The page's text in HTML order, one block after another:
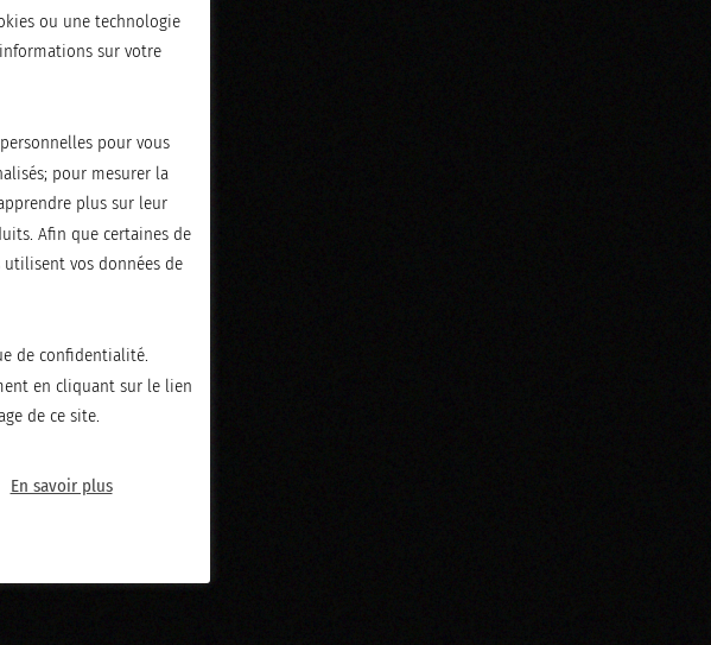
ou une technologie
sur votre
pour vous
pour mesurer la
plus sur leur
Afin que certaines de
vos données de
de confidentialité.
en cliquant sur le lien
de ce site.
En savoir plus